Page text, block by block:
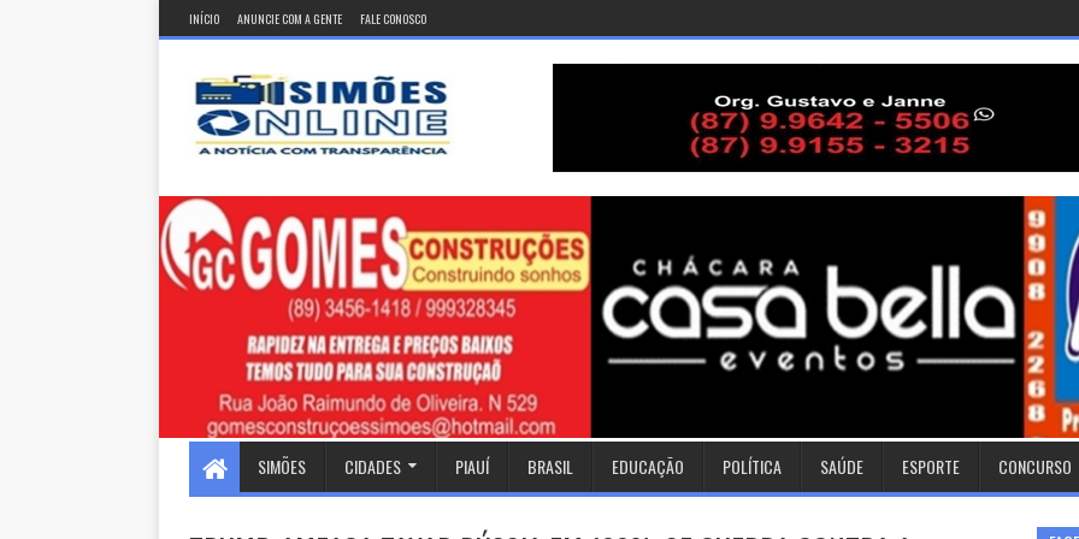
INÍCIO ANUNCIE COM A GENTE FALE CONOSCO
SIMÕES CIDADES PIAUÍ BRASIL EDUCAÇÃO POLÍTICA SAÚDE ESPORTE CONCURSO